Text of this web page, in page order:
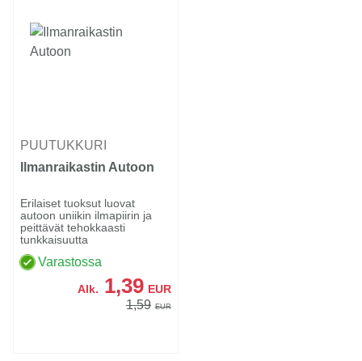
PUUTUKKURI
Ilmanraikastin Autoon
Erilaiset tuoksut luovat
autoon uniikin ilmapiirin ja
peittävät tehokkaasti
tunkkaisuutta
Varastossa
Alk. 1,39 EUR
1,59 EUR